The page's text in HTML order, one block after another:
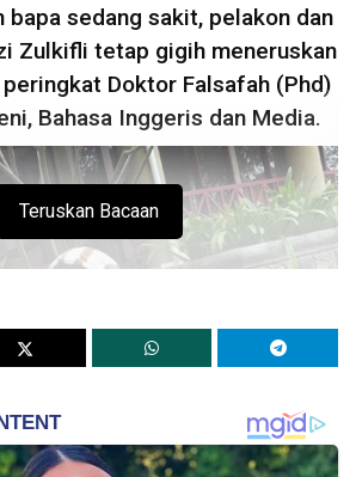
bapa sedang sakit, pelakon dan
Zulkifli tetap gigih meneruskan
Doktor Falsafah (Phd)
Bahasa Inggeris dan Media.
Teruskan Bacaan